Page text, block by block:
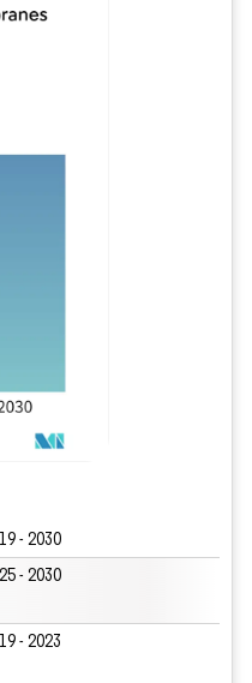
- 2030
- 2030
- 2023